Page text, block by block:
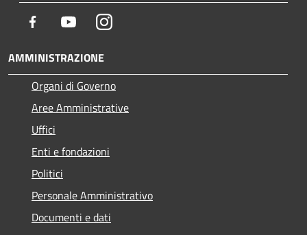
Facebook YoutubeInstagram
AMMINISTRAZIONE
Organi di Governo
Aree Amministrative
Uffici
Enti e fondazioni
Politici
Personale Amministrativo
Documenti e dati